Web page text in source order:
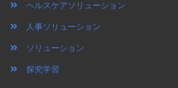
ヘルスケアソリューション
人事ソリューション
ソリューション
探究学習